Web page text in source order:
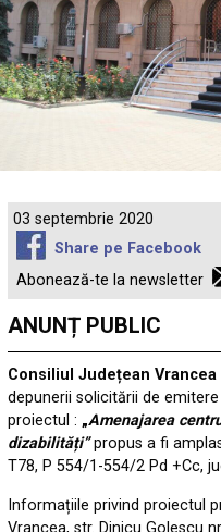
03 septembrie 2020
Share pe Facebook
Abonează-te la newsletter
ANUNȚ PUBLIC
Consiliul Județean Vrancea
depunerii solicitării de
proiectul : „Amenajarea
dizabilități”propus a fi
T78, P 554/1-554/2 Pd +Cc,
Informațiile privind proiectul
Vrancea, str. Dinicu Golescu